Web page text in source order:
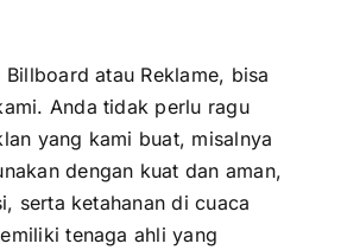
atau Reklame, bisa
Anda tidak perlu ragu
yang kami buat, misalnya
dengan kuat dan aman,
serta ketahanan di cuaca
tenaga ahli yang